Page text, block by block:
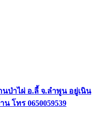
ป่าไผ่ อ.ลี้ จ.ลำพูน อยู่เนิน
โทร 0650059539